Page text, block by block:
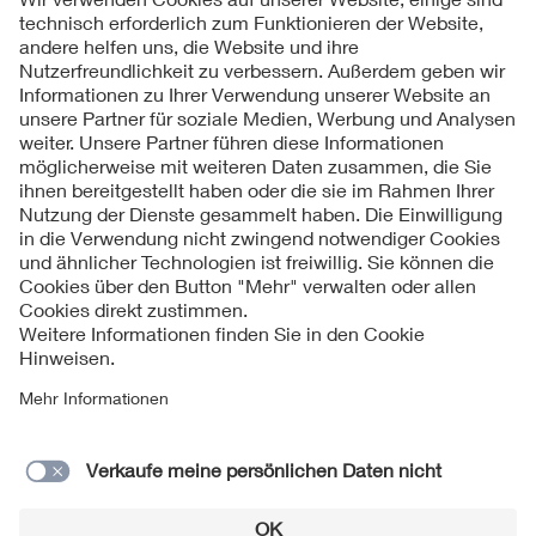
Folgen Sie uns
Kontakte
Service
Impressum
Datenschutzinformationen
Cookie Hinweise
Lieferantenportal